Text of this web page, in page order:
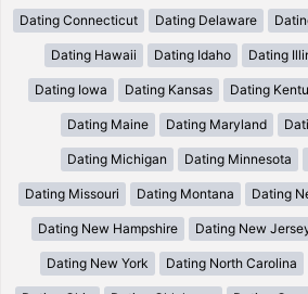
Dating Connecticut Dating Delaware
Dating Hawaii Dating Idaho Dating
Dating Iowa Dating Kansas Dating
Dating Maine Dating Maryland
Dating Michigan Dating Minnesota
Dating Missouri Dating Montana Dating
Dating New Hampshire Dating New
Dating New York Dating North Carolina